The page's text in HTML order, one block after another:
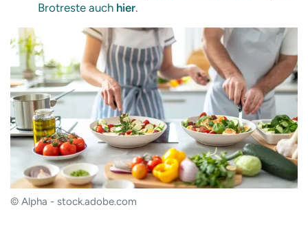
Brotreste auch hier.
© Alpha - stock.adobe.com